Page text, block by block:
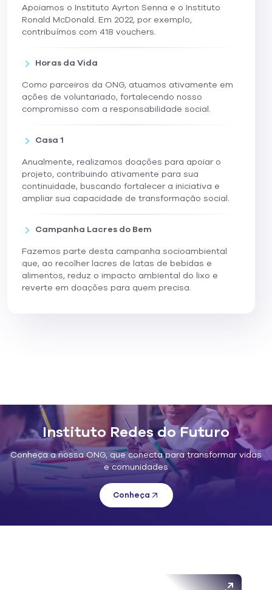
Apoiamos o Instituto Ayrton Senna e o Instituto
Ronald McDonald. Em 2022, por exemplo,
contribuímos com 418 vouchers.
Horas da Vida
Como parceiros da ONG, atuamos ativamente em
ações de voluntariado, fortalecendo nosso
compromisso com a responsabilidade social.
Casa 1
Anualmente, realizamos doações para apoiar o
projeto, contribuindo ativamente para sua
continuidade, buscando fortalecer a iniciativa e
ampliar sua capacidade de transformação social.
Campanha Lacres do Bem
Fazemos parte desta campanha socioambiental
que, ao recolher lacres de latas de bebidas e
alimentos, reduz o impacto ambiental do lixo e
reverte em doações para quem precisa.
Instituto Redes do Futuro
Conheça a nossa ONG, que conecta para transformar vidas
e comunidades
Conheça